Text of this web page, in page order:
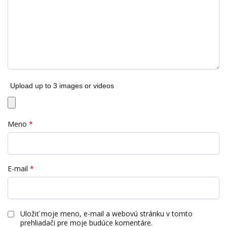
Upload up to 3 images or videos
Meno *
E-mail *
Uložiť moje meno, e-mail a webovú stránku v tomto
prehliadači pre moje budúce komentáre.